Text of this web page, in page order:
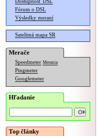
Dostupnosť DSL
Fórum o DSL
Výsledky meraní
Satelitná mapa SR
Merače
Speedmeter Merania
Pingmeter
Googlemeter
Hľadanie
Top články